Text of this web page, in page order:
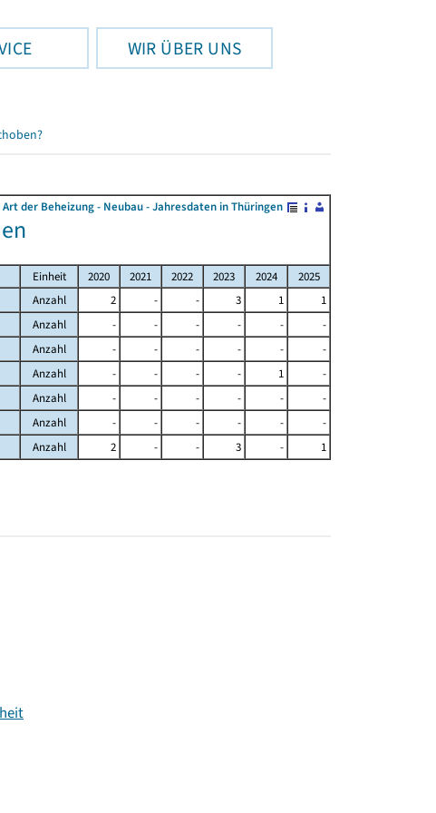
WIR ÜBER UNS
der Beheizung - Neubau - Jahresdaten in Thüringen
Einheit 2020 2021 2022 2023 2024
2025
Anzahl 2 - - 3 1
1
Anzahl - - - - -
-
Anzahl - - - - -
-
Anzahl - - - - 1
-
Anzahl - - - - -
-
Anzahl - - - - -
-
Anzahl 2 - - 3 - 1